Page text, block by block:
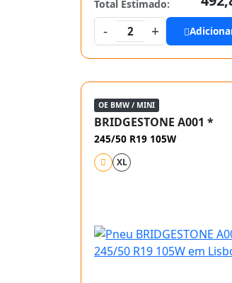
Total Estimado:
-
2 +
OE BMW / MINI
BRIDGESTONE A001 *
245/50 R19 105W
XL